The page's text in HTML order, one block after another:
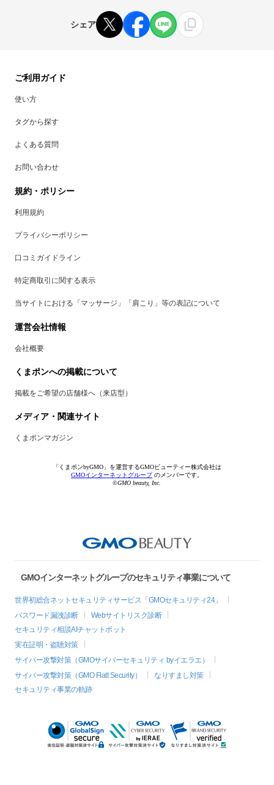
シェア
ご利用ガイド
使い方
タグから探す
よくある質問
お問い合わせ
規約・ポリシー
利用規約
プライバシーポリシー
口コミガイドライン
特定商取引に関する表示
当サイトにおける「マッサージ」「肩こり」等の表記について
運営会社情報
会社概要
くまポンへの掲載について
掲載をご希望の店舗様へ（来店型）
メディア・関連サイト
くまポンマガジン
「くまポンbyGMO」を運営するGMOビューティー株式会社は
GMOインターネットグループのメンバーです。
©GMO beauty, Inc.
GMOインターネットグループのセキュリティ事業について
世界初総合ネットセキュリティサービス「GMOセキュリティ24」
パスワード漏洩診断
Webサイトリスク診断
セキュリティ相談AIチャットボット
実在証明・盗聴対策
サイバー攻撃対策（GMOサイバーセキュリティ byイエラエ）
サイバー攻撃対策（GMO Flatt Security）
なりすまし対策
セキュリティ事業の軌跡